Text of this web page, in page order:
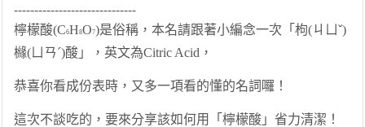
------------------------------
檸檬酸(C6H8O7)是俗稱，本名請跟著小編念一次「枸(ㄐㄩˇ)
櫞(ㄩㄢˊ)酸」，英文為Citric Acid，
恭喜你看成份表時，又多一項看的懂的名詞囉！
​這次不談吃的，要來分享該如何用「檸檬酸」省力清潔！